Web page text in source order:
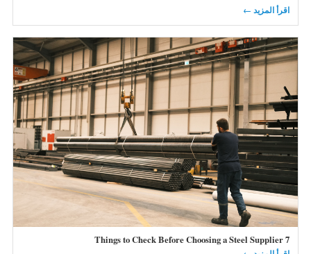
اقرأ المزيد ←
7 Things to Check Before Choosing a Steel Supplier